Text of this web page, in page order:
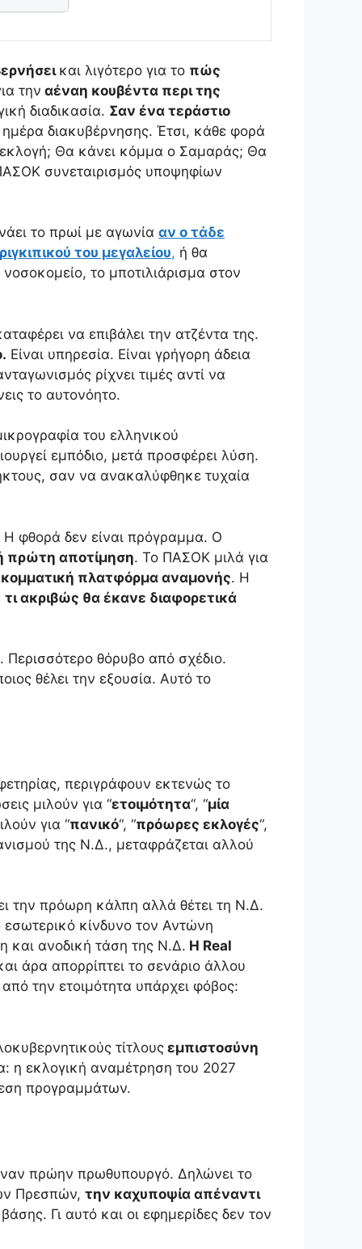
και λιγότερο για το πώς
την αέναη κουβέντα περι της
διαδικασία. Σαν ένα τεράστιο
διακυβέρνησης. Έτσι, κάθε φορά
εκλογή; Θα κάνει κόμμα ο Σαμαράς; Θα
συνεταιρισμός υποψηφίων
το πρωί με αγωνία αν ο τάδε
του μεγαλείου, ή θα
το μποτιλιάρισμα στον
να επιβάλει την ατζέντα της.
Είναι υπηρεσία. Είναι γρήγορη άδεια
ρίχνει τιμές αντί να
το αυτονόητο.
του ελληνικού
εμπόδιο, μετά προσφέρει λύση.
σαν να ανακαλύφθηκε τυχαία
Η φθορά δεν είναι πρόγραμμα. Ο
πρώτη αποτίμηση. Το ΠΑΣΟΚ μιλά για
πλατφόρμα αναμονής. Η
τι ακριβώς θα έκανε διαφορετικά
. Περισσότερο θόρυβο από σχέδιο.
θέλει την εξουσία. Αυτό το
περιγράφουν εκτενώς το
μιλούν για “ετοιμότητα“, “μία
για “πανικό“, “πρόωρες εκλογές“,
της Ν.Δ., μεταφράζεται αλλού
την πρόωρη κάλπη αλλά θέτει τη Ν.Δ.
κίνδυνο τον Αντώνη
και ανοδική τάση της Ν.Δ. Η Real
άρα απορρίπτει το σενάριο άλλου
την ετοιμότητα υπάρχει φόβος:
τίτλους εμπιστοσύνη
η εκλογική αναμέτρηση του 2027
προγραμμάτων.
πρώην πρωθυπουργό. Δηλώνει το
Πρεσπών, την καχυποψία απέναντι
Γι αυτό και οι εφημερίδες δεν τον